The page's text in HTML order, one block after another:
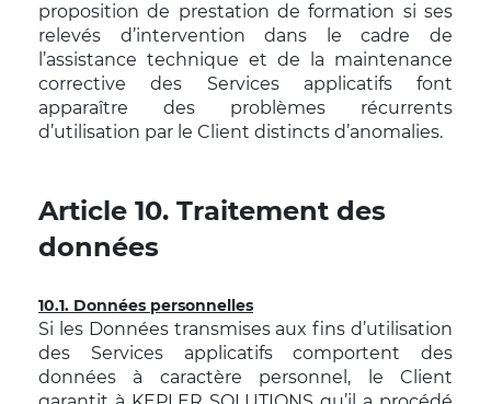
proposition de prestation de formation si ses
relevés d’intervention dans le cadre de
l’assistance technique et de la maintenance
corrective des Services applicatifs font
apparaître des problèmes récurrents
d’utilisation par le Client distincts d’anomalies.
Article 10. Traitement des
données
10.1. Données personnelles
Si les Données transmises aux fins d’utilisation
des Services applicatifs comportent des
données à caractère personnel, le Client